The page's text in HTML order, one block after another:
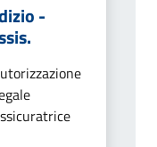
-